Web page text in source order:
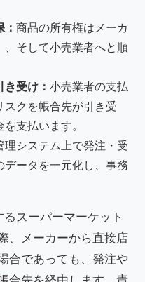
商品の所有権はメーカ
、そして小売業者へと順
受け： 小売業者の支払
スクを帳合先が引き受
支払います。
理システム上で発注・受
ータを一元化し、事務
スーパーマーケット
、メーカーから直接店
合であっても、発注や